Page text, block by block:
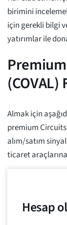
birimini
için gerekli bilgi
yatırımlar ile
Almak için
premium
alım/satım
ticaret
Hesap